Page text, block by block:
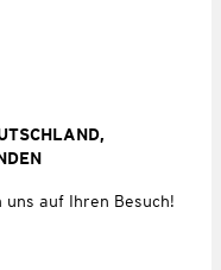
auf Ihren Besuch!